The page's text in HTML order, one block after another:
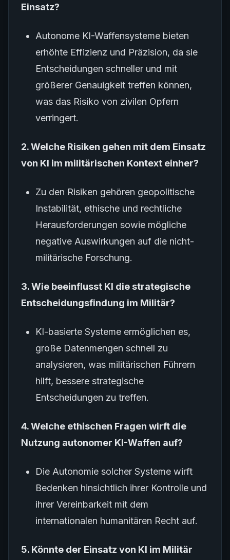
Einsatz?
Autonome KI-Waffensysteme bieten
erhöhte Effizienz und Präzision, da sie
Entscheidungen schneller und mit
größerer Genauigkeit treffen können,
was das Risiko von zivilen Opfern
verringert.
2. Welche Risiken gehen mit dem Einsatz
von KI im militärischen Kontext einher?
Zu den Risiken gehören geopolitische
Instabilität, ethische und rechtliche
Herausforderungen sowie mögliche
negative Auswirkungen auf die nicht-
militärische Forschung.
3. Wie beeinflusst KI die strategische
Entscheidungsfindung im Militär?
KI-basierte Systeme ermöglichen es,
große Datenmengen schnell zu
analysieren, was militärischen Führern
hilft, bessere strategische
Entscheidungen zu treffen.
4. Welche ethischen Fragen wirft die
Nutzung autonomer KI-Waffen auf?
Die Autonomie solcher Systeme wirft
Bedenken hinsichtlich ihrer Kontrolle und
ihrer Vereinbarkeit mit dem
internationalen humanitären Recht auf.
5. Könnte der Einsatz von KI im Militär